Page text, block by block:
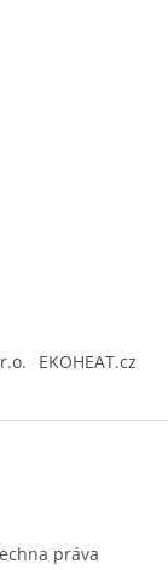
EKOHEAT.cz
práva